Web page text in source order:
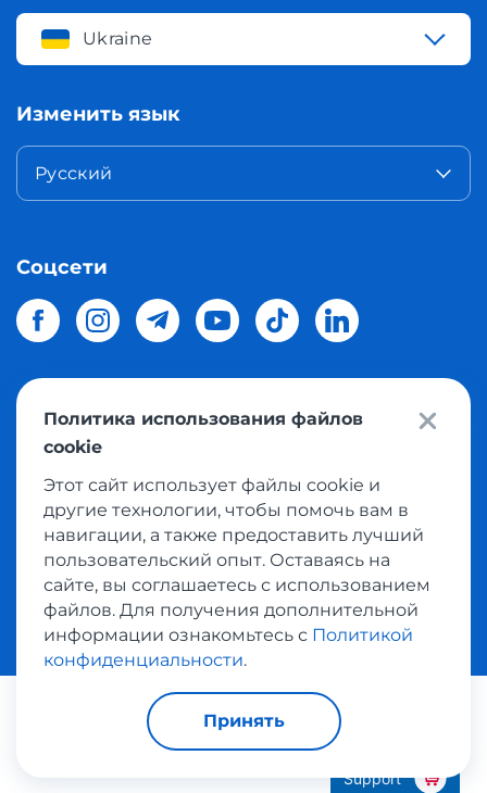
Ukraine
Изменить язык
Русский
Соцсети
© 2026 Meest Shoppingдоставка покупок с интернет
магазинов мира в Украину.
Политика конфиденциальности
Публичная оферта
Условия пользования сервисом выкупа товаров
Платежные системы:
Политика использования файлов
cookie
Этот сайт использует файлы cookie и
другие технологии, чтобы помочь вам в
навигации, а также предоставить лучший
пользовательский опыт. Оставаясь на
сайте, вы соглашаетесь с использованием
файлов. Для получения дополнительной
информации ознакомьтесь с Политикой
конфиденциальности.
Принять
Support